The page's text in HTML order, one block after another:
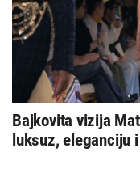
Bajkovita vizija
luksuz, eleganciju